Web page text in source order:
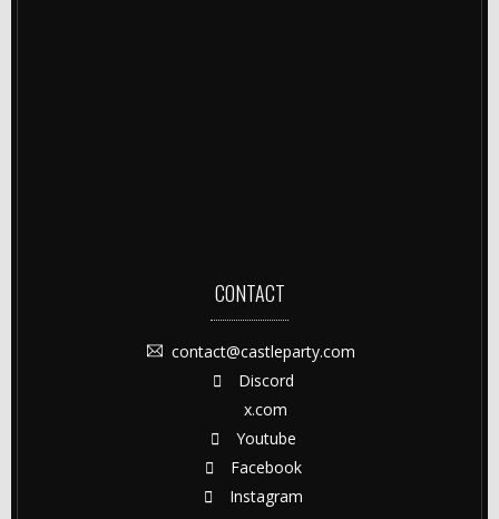
CONTACT
contact@castleparty.com
Discord
x.com
Youtube
Facebook
Instagram